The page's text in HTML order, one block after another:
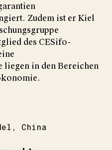
Zudem ist er Kiel
des CESifo-
liegen in den Bereichen
China